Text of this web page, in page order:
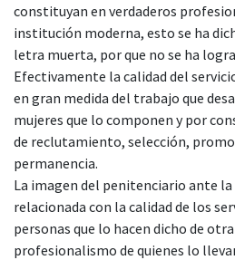
constituyan en verdaderos
institución moderna, esto se ha
letra muerta, por que no se ha
Efectivamente la calidad del
en gran medida del trabajo que
mujeres que lo componen y por
de reclutamiento, selección,
permanencia.
La imagen del penitenciario ante
relacionada con la calidad de los
personas que lo hacen dicho de
profesionalismo de quienes lo